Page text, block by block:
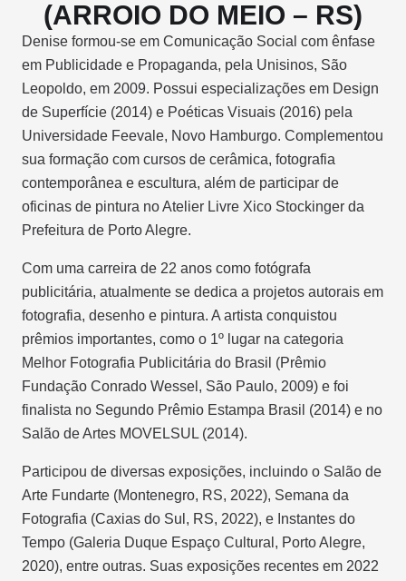
(ARROIO DO MEIO – RS)
Denise formou-se em Comunicação Social com ênfase
em Publicidade e Propaganda, pela Unisinos, São
Leopoldo, em 2009. Possui especializações em Design
de Superfície (2014) e Poéticas Visuais (2016) pela
Universidade Feevale, Novo Hamburgo. Complementou
sua formação com cursos de cerâmica, fotografia
contemporânea e escultura, além de participar de
oficinas de pintura no Atelier Livre Xico Stockinger da
Prefeitura de Porto Alegre.
Com uma carreira de 22 anos como fotógrafa
publicitária, atualmente se dedica a projetos autorais em
fotografia, desenho e pintura. A artista conquistou
prêmios importantes, como o 1º lugar na categoria
Melhor Fotografia Publicitária do Brasil (Prêmio
Fundação Conrado Wessel, São Paulo, 2009) e foi
finalista no Segundo Prêmio Estampa Brasil (2014) e no
Salão de Artes MOVELSUL (2014).
Participou de diversas exposições, incluindo o Salão de
Arte Fundarte (Montenegro, RS, 2022), Semana da
Fotografia (Caxias do Sul, RS, 2022), e Instantes do
Tempo (Galeria Duque Espaço Cultural, Porto Alegre,
2020), entre outras. Suas exposições recentes em 2022